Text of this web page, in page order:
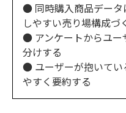
● 同時購入商品データ
しやすい売り場構成づ
● アンケートからユー
分けする
● ユーザーが抱いてい
やすく要約する